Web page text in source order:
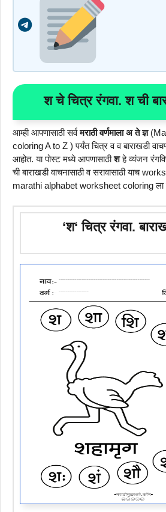
शचे चित्र रंगवा.शची
आम्ही आपणासाठी सर्वमराठी वर्णमाला अ ते ज्ञ
coloring A to Z ) पर्यंत चित्र व व बाराखडी
आहोत. या पोस्ट मध्ये आपणासाठीशहे व्यंजन
ची बाराखडी वाचनासाठी व सरावासाठी याच
marathi alphabet worksheet coloring ला
‘श‘ चित्र रंगवा.